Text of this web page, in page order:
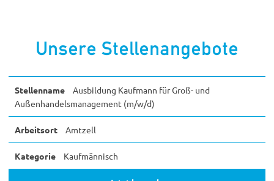
Unsere Stellenangebote